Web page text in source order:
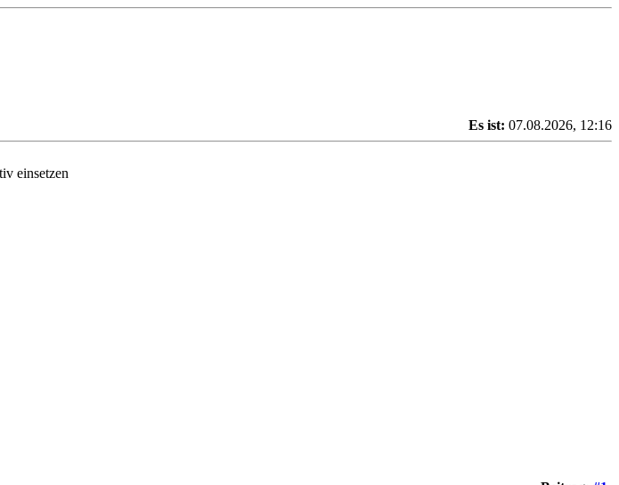
Es ist: 07.08.2026, 12:16
einsetzen